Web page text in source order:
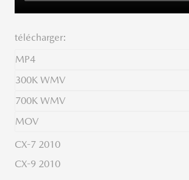
télécharger:
MP4
300K WMV
700K WMV
MOV
CX-7 2010
CX-9 2010